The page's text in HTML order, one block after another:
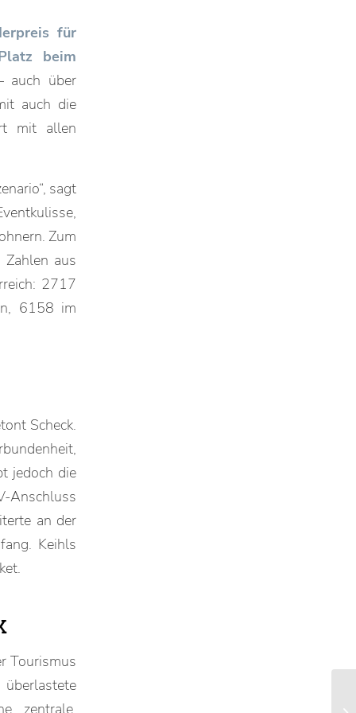
für
beim
auch über
auch die
mit allen
sagt
Zum
aus
2717
6158 im
Scheck.
jedoch die
Anschluss
an der
Keihls
Tourismus